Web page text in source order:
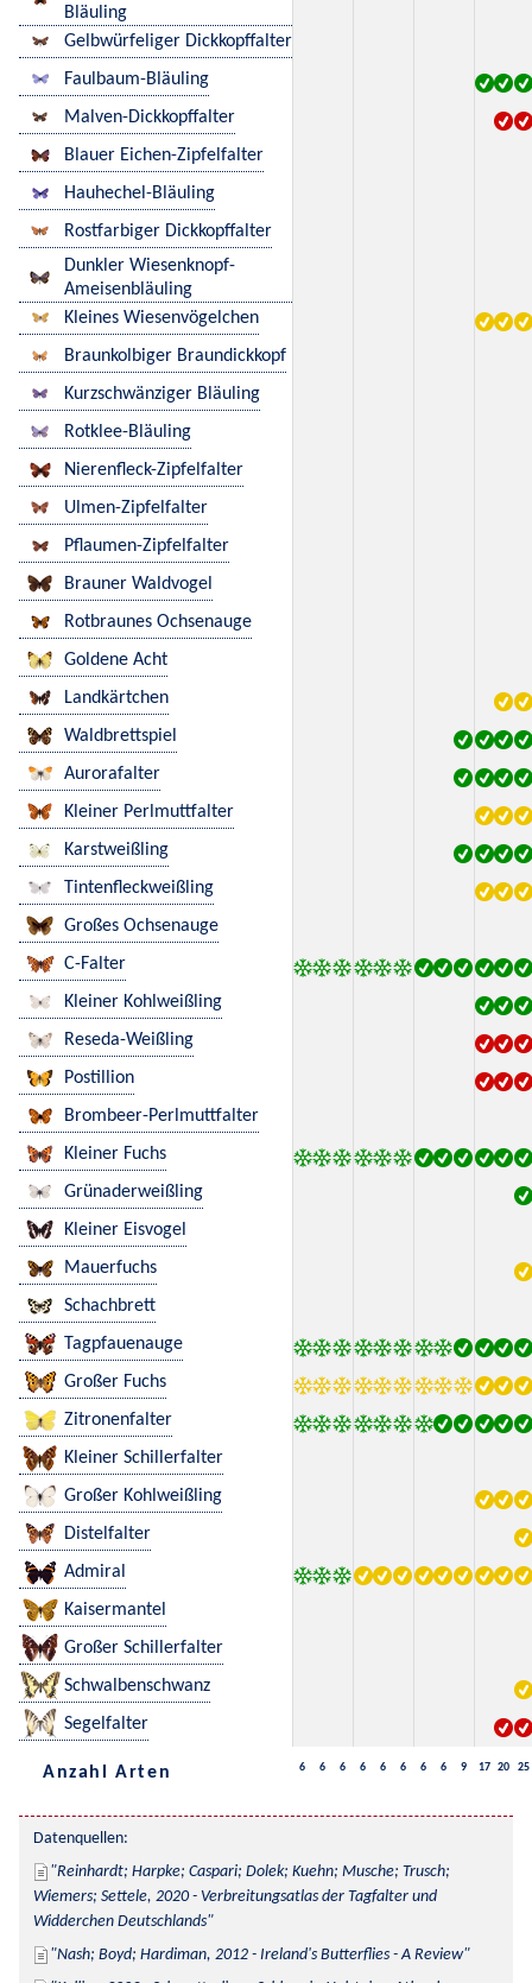
Bläuling
Gelbwürfeliger Dickkopffalter
Faulbaum-Bläuling
Malven-Dickkopffalter
Blauer Eichen-Zipfelfalter
Hauhechel-Bläuling
Rostfarbiger Dickkopffalter
Dunkler Wiesenknopf-
Ameisenbläuling
Kleines Wiesenvögelchen
Braunkolbiger Braundickkopf
Kurzschwänziger Bläuling
Rotklee-Bläuling
Nierenfleck-Zipfelfalter
Ulmen-Zipfelfalter
Pflaumen-Zipfelfalter
Brauner Waldvogel
Rotbraunes Ochsenauge
Goldene Acht
Landkärtchen
Waldbrettspiel
Aurorafalter
Kleiner Perlmuttfalter
Karstweißling
Tintenfleckweißling
Großes Ochsenauge
C-Falter
Kleiner Kohlweißling
Reseda-Weißling
Postillion
Brombeer-Perlmuttfalter
Kleiner Fuchs
Grünaderweißling
Kleiner Eisvogel
Mauerfuchs
Schachbrett
Tagpfauenauge
Großer Fuchs
Zitronenfalter
Kleiner Schillerfalter
Großer Kohlweißling
Distelfalter
Admiral
Kaisermantel
Großer Schillerfalter
Schwalbenschwanz
Segelfalter
Anzahl Arten 6 6 6 6 6 6 6 6 9 17 20 25
Datenquellen:
Reinhardt; Harpke; Caspari; Dolek; Kuehn; Musche; Trusch;
Wiemers; Settele, 2020 - Verbreitungsatlas der Tagfalter und
Widderchen Deutschlands
Nash; Boyd; Hardiman, 2012 - Ireland's Butterflies - A Review